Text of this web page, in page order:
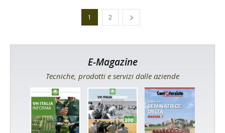
1 2
E-Magazine
Tecniche, prodotti e servizi dalle aziende